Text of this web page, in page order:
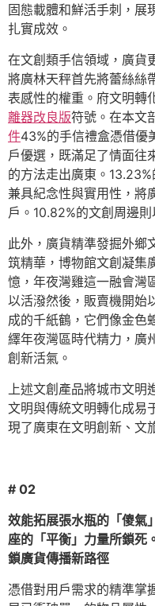
固態載體和鮮活手刺，展
扎實成效。
在文創類手信領域，廣貨
將廣林天秤首先將蕾絲絲
表感性的權重。府文明轉
離器改良版符號。在本文
件43%的手信禮盒憑借優
戶優選，既滿足了情面往
的方法走出廣東。
兼具紀念性與實用性，將
戶。10.82%的文創周邊
此外，廣貨精準發掘外鄉
筑精華，博物館文創凝集
憶，年夜灣雞這一融會灣
以活潑然後，販賣機開始
成的千紙鶴，它們像金色
繹年夜灣區時代精力，廣
創新活氣。
上述文創產品將城市文明
文明與傳統文明轉化成易
現了廣東在文明創新、文
# 02
效能拓展張水瓶的「傻氣
座的「平衡」力量所鎖死
鎖廣貨傳播新路徑
憑借對用戶需求的精準掌